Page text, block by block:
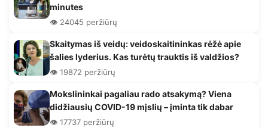
minutes
👁️ 24045 peržiūrų
Skaitymas iš veidų: veidoskaitininkas rėžė apie
šalies lyderius. Kas turėtų trauktis iš valdžios?
👁️ 19872 peržiūrų
Mokslininkai pagaliau rado atsakymą? Viena
didžiausių COVID-19 mįslių – įminta tik dabar
👁️ 17737 peržiūrų